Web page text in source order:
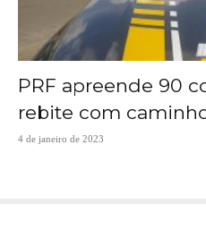
PRF apreende 90
rebite com
4 de janeiro de 2023